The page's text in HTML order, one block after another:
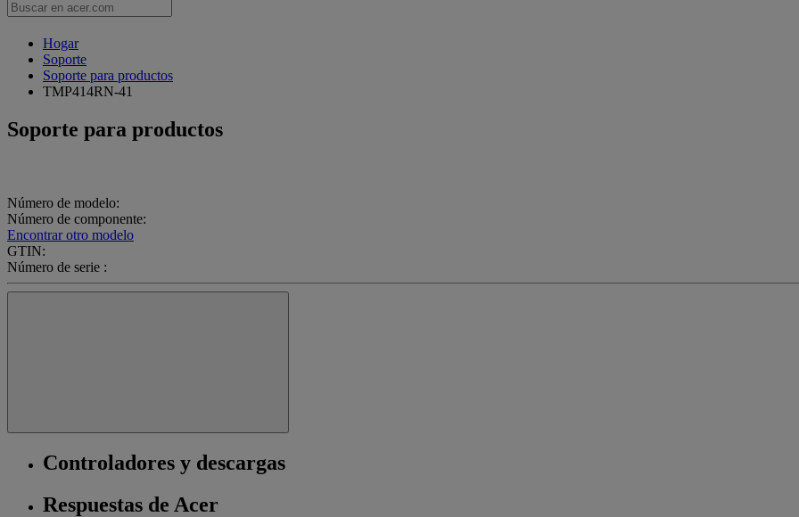
Hogar
Soporte
Soporte para productos
TMP414RN-41
Soporte para productos
Número de modelo:
Número de componente:
Encontrar otro modelo
GTIN:
Número de serie :
Controladores y descargas
Respuestas de Acer